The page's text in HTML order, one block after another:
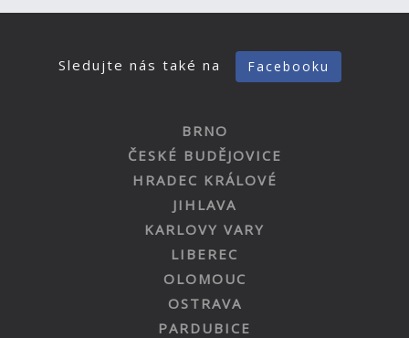
Sledujte nás také na Facebooku
BRNO
ČESKÉ BUDĚJOVICE
HRADEC KRÁLOVÉ
JIHLAVA
KARLOVY VARY
LIBEREC
OLOMOUC
OSTRAVA
PARDUBICE